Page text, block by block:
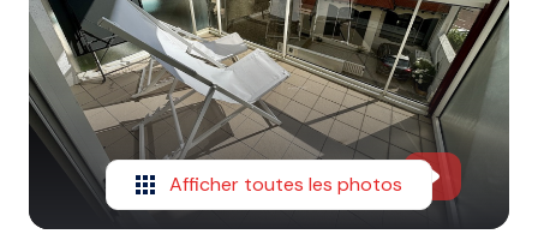
Afficher toutes les photos